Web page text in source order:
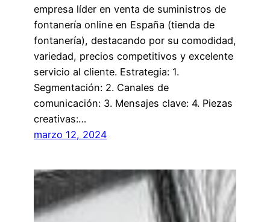
empresa líder en venta de suministros de
fontanería online en España (tienda de
fontanería), destacando por su comodidad,
variedad, precios competitivos y excelente
servicio al cliente. Estrategia: 1.
Segmentación: 2. Canales de
comunicación: 3. Mensajes clave: 4. Piezas
creativas:…
marzo 12, 2024